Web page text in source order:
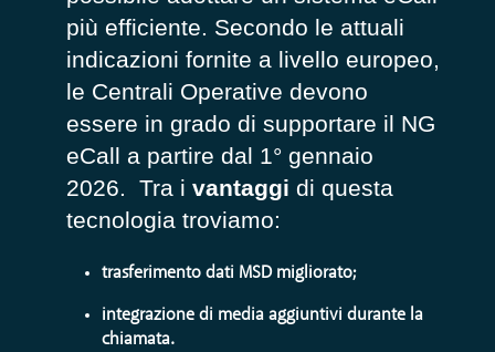
più efficiente. Secondo le attuali
indicazioni fornite a livello europeo,
le Centrali Operative devono
essere in grado di supportare il NG
eCall a partire dal 1° gennaio
2026.
Tra i vantaggi di questa
tecnologia troviamo:
trasferimento dati MSD migliorato;
integrazione di media aggiuntivi durante la
chiamata.